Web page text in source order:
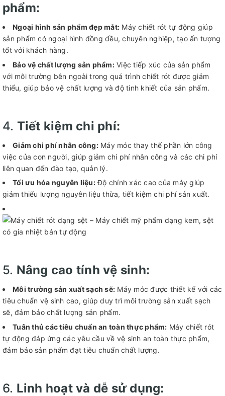
phẩm:
Ngoại hình sản phẩm đẹp mắt: Máy chiết rót tự động giúp
sản phẩm có ngoại hình đồng đều, chuyên nghiệp, tạo ấn tượng
tốt với khách hàng.
Bảo vệ chất lượng sản phẩm:Việc tiếp xúc của sản phẩm
với môi trường bên ngoài trong quá trình chiết rót được giảm
thiểu, giúp bảo vệ chất lượng và độ tinh khiết của sản phẩm.
4. Tiết kiệm chi phí:
Giảm chi phí nhân công:Máy móc thay thế phần lớn công
việc của con người, giúp giảm chi phí nhân công và các chi phí
liên quan đến đào tạo, quản lý.
Tối ưu hóa nguyên liệu:Độ chính xác cao của máy giúp
giảm thiểu lượng nguyên liệu thừa, tiết kiệm chi phí sản xuất.
5. Nâng cao tính vệ sinh:
Môi trường sản xuất sạch sẽ: Máy móc được thiết kế với các
tiêu chuẩn vệ sinh cao, giúp duy trì môi trường sản xuất sạch
sẽ, đảm bảo chất lượng sản phẩm.
Tuân thủ các tiêu chuẩn an toàn thực phẩm: Máy chiết rót
tự động đáp ứng các yêu cầu về vệ sinh an toàn thực phẩm,
đảm bảo sản phẩm đạt tiêu chuẩn chất lượng.
6. Linh hoạt và dễ sử dụng: